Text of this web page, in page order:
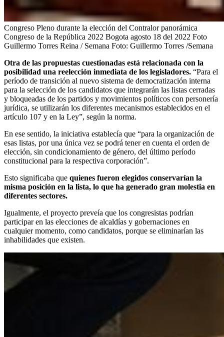
Congreso Pleno durante la elección del Contralor panorámica
Congreso de la República 2022 Bogota agosto 18 del 2022 Foto
Guillermo Torres Reina / Semana Foto: Guillermo Torres /Semana
Otra de las propuestas cuestionadas está relacionada con la
posibilidad una reelección inmediata de los legisladores. “Para el
período de transición al nuevo sistema de democratización interna
para la selección de los candidatos que integrarán las listas cerradas
y bloqueadas de los partidos y movimientos políticos con personería
jurídica, se utilizarán los diferentes mecanismos establecidos en el
artículo 107 y en la Ley”, según la norma.
En ese sentido, la iniciativa establecía que “para la organización de
esas listas, por una única vez se podrá tener en cuenta el orden de
elección, sin condicionamiento de género, del último período
constitucional para la respectiva corporación”.
Esto significaba que quienes fueron elegidos conservarían la
misma posición en la lista, lo que ha generado gran molestia en
diferentes sectores.
Igualmente, el proyecto preveía que los congresistas podrían
participar en las elecciones de alcaldías y gobernaciones en
cualquier momento, como candidatos, porque se eliminarían las
inhabilidades que existen.